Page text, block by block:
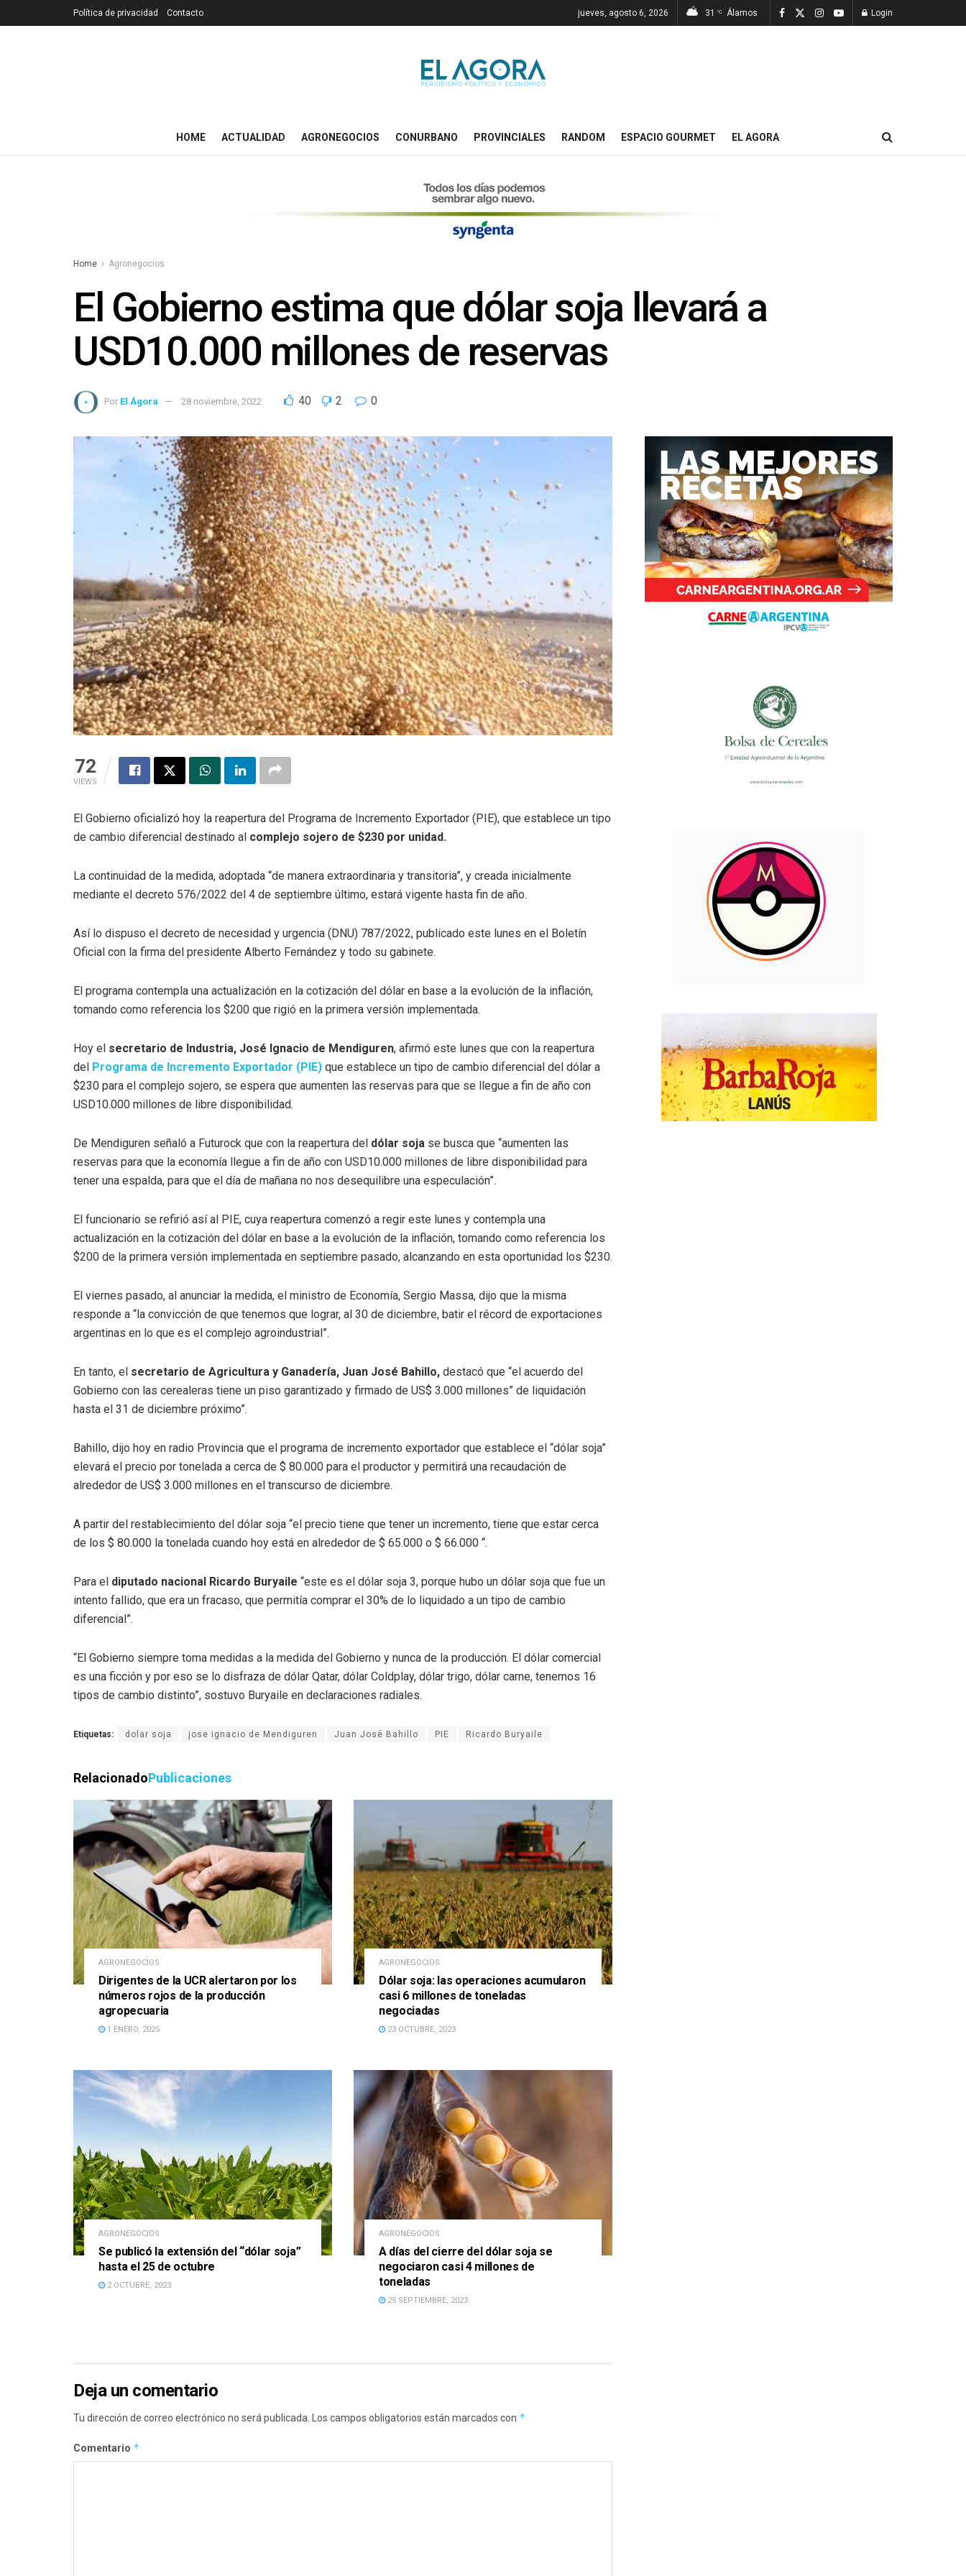
Política de privacidad Contacto jueves, agosto 6, 2026 31 °C Álamos Login
HOME ACTUALIDAD AGRONEGOCIOS CONURBANO PROVINCIALES RANDOM ESPACIO GOURMET EL AGORA
Home Agronegocios
El Gobierno estima que dólar soja llevará a
USD10.000 millones de reservas
Por El Ágora 28 noviembre, 2022 40 2 0
72
VIEWS
El Gobierno oficializó hoy la reapertura del Programa de Incremento Exportador (PIE), que establece un tipo
de cambio diferencial destinado al complejo sojero de $230 por unidad.
La continuidad de la medida, adoptada “de manera extraordinaria y transitoria”, y creada inicialmente
mediante el decreto 576/2022 del 4 de septiembre último, estará vigente hasta fin de año.
Así lo dispuso el decreto de necesidad y urgencia (DNU) 787/2022, publicado este lunes en el Boletín
Oficial con la firma del presidente Alberto Fernández y todo su gabinete.
El programa contempla una actualización en la cotización del dólar en base a la evolución de la inflación,
tomando como referencia los $200 que rigió en la primera versión implementada.
Hoy el secretario de Industria, José Ignacio de Mendiguren, afirmó este lunes que con la reapertura
del Programa de Incremento Exportador (PIE) que establece un tipo de cambio diferencial del dólar a
$230 para el complejo sojero, se espera que aumenten las reservas para que se llegue a fin de año con
USD10.000 millones de libre disponibilidad.
De Mendiguren señaló a Futurock que con la reapertura del dólar soja se busca que “aumenten las
reservas para que la economía llegue a fin de año con USD10.000 millones de libre disponibilidad para
tener una espalda, para que el día de mañana no nos desequilibre una especulación”.
El funcionario se refirió así al PIE, cuya reapertura comenzó a regir este lunes y contempla una
actualización en la cotización del dólar en base a la evolución de la inflación, tomando como referencia los
$200 de la primera versión implementada en septiembre pasado, alcanzando en esta oportunidad los $230.
El viernes pasado, al anunciar la medida, el ministro de Economía, Sergio Massa, dijo que la misma
responde a “la convicción de que tenemos que lograr, al 30 de diciembre, batir el récord de exportaciones
argentinas en lo que es el complejo agroindustrial”.
En tanto, el secretario de Agricultura y Ganadería, Juan José Bahillo, destacó que “el acuerdo del
Gobierno con las cerealeras tiene un piso garantizado y firmado de US$ 3.000 millones” de liquidación
hasta el 31 de diciembre próximo”.
Bahillo, dijo hoy en radio Provincia que el programa de incremento exportador que establece el “dólar soja”
elevará el precio por tonelada a cerca de $ 80.000 para el productor y permitirá una recaudación de
alrededor de US$ 3.000 millones en el transcurso de diciembre.
A partir del restablecimiento del dólar soja “el precio tiene que tener un incremento, tiene que estar cerca
de los $ 80.000 la tonelada cuando hoy está en alrededor de $ 65.000 o $ 66.000 “.
Para el diputado nacional Ricardo Buryaile “este es el dólar soja 3, porque hubo un dólar soja que fue un
intento fallido, que era un fracaso, que permitía comprar el 30% de lo liquidado a un tipo de cambio
diferencial”.
“El Gobierno siempre toma medidas a la medida del Gobierno y nunca de la producción. El dólar comercial
es una ficción y por eso se lo disfraza de dólar Qatar, dólar Coldplay, dólar trigo, dólar carne, tenemos 16
tipos de cambio distinto”, sostuvo Buryaile en declaraciones radiales.
Etiquetas: dolar soja jose ignacio de Mendiguren Juan José Bahillo PIE Ricardo Buryaile
RelacionadoPublicaciones
AGRONEGOCIOS
Dirigentes de la UCR alertaron por los
números rojos de la producción
agropecuaria
1 ENERO, 2025
AGRONEGOCIOS
Dólar soja: las operaciones acumularon
casi 6 millones de toneladas
negociadas
23 OCTUBRE, 2023
AGRONEGOCIOS
Se publicó la extensión del “dólar soja”
hasta el 25 de octubre
2 OCTUBRE, 2023
AGRONEGOCIOS
A días del cierre del dólar soja se
negociaron casi 4 millones de
toneladas
25 SEPTIEMBRE, 2023
Deja un comentario
Tu dirección de correo electrónico no será publicada. Los campos obligatorios están marcados con *
Comentario *